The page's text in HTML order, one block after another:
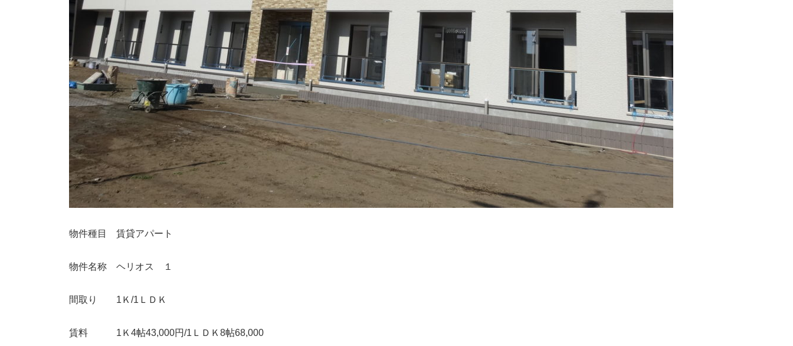
物件種目 賃貸アパート
物件名称 ヘリオス １
間取り 1Ｋ/1ＬＤＫ
賃料 1Ｋ4帖43,000円/1ＬＤＫ8帖68,000